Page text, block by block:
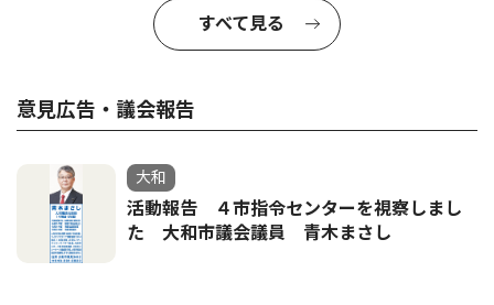
すべて見る
意見広告・議会報告
大和
活動報告 ４市指令センターを視察しまし
た 大和市議会議員 青木まさし